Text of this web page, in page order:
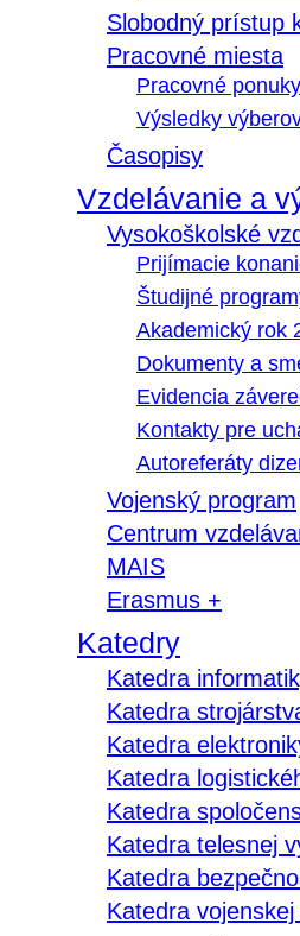
Slobodný prístup
Pracovné miesta
Pracovné ponuky
Výsledky
Časopisy
Vzdelávanie a
Vysokoškolské
Prijímacie
Študijné
Akademický rok
Dokumenty a
Evidencia
Kontakty pre
Autoreferáty
Vojenský program
Centrum
MAIS
Erasmus +
Katedry
Katedra
Katedra
Katedra
Katedra
Katedra
Katedra telesnej
Katedra
Katedra